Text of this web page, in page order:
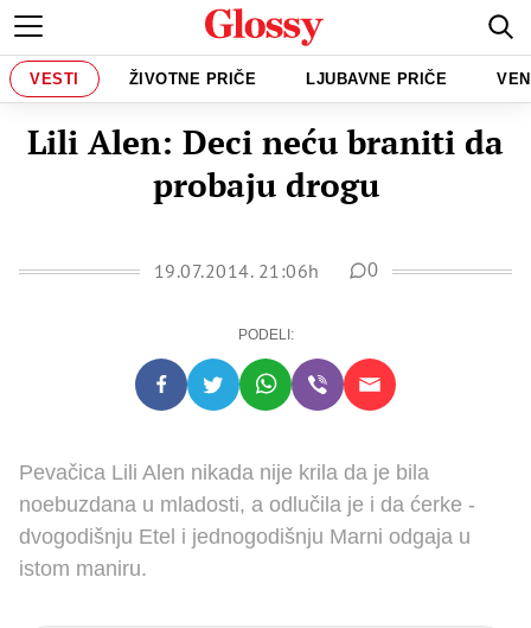
VESTI ŽIVOTNE PRIČE LJUBAVNE PRIČE
Lili Alen: Deci neću braniti da
probaju drogu
19.07.2014. 21:06h 0
PODELI:
Pevačica Lili Alen nikada nije krila da je bila
noebuzdana u mladosti, a odlučila je i da ćerke -
dvogodišnju Etel i jednogodišnju Marni odgaja u
istom maniru.